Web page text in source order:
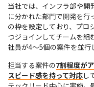
当社では、インフラ部や開
に分かれた部門で開発を行
の枠を設定しており、プロ
つジョインしてチームを組
社員が4～5個の案件を並行
担当する案件の7割程度が
スピード感を持って対応し